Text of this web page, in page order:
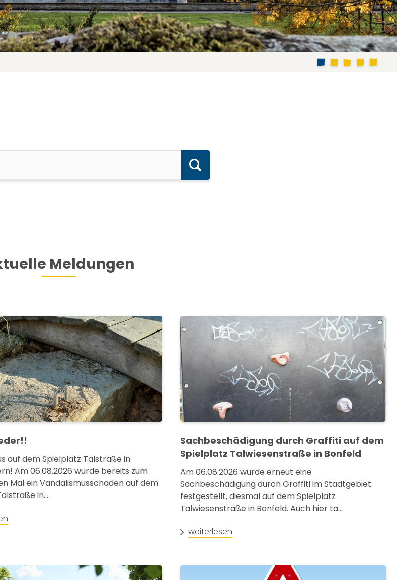
Meldungen
auf dem Spielplatz Talstraße in
Am 06.08.2026 wurde bereits zum
Mal ein Vandalismusschaden auf dem
in...
Sachbeschädigung durch Graffiti auf dem
Spielplatz Talwiesenstraße in Bonfeld
Am 06.08.2026 wurde erneut eine
Sachbeschädigung durch Graffiti im Stadtgebiet
festgestellt, diesmal auf dem Spielplatz
Talwiesenstraße in Bonfeld. Auch hier ta...
weiterlesen